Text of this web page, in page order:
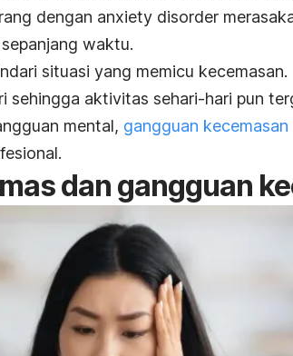
dengan anxiety disorder
waktu.
situasi yang memicu kecemasan.
sehingga aktivitas sehari-hari pun
mental, gangguan kecemasan
dan gangguan